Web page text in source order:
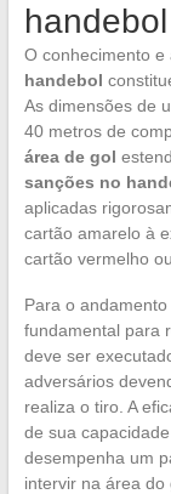
handebol
O conhecimento e
handebol
As dimensões de
40 metros de
área de gol
sanções no
aplicadas
cartão amarelo à
cartão vermelho
Para o
fundamental para
deve ser
adversários
realiza o tiro. A
de sua
desempenha um
intervir na área do